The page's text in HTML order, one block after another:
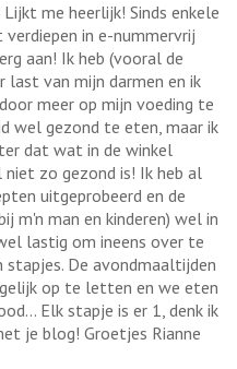
me heerlijk! Sinds enkele
in e-nummervrij
aan! Ik heb (vooral de
van mijn darmen en ik
meer op mijn voeding te
wel gezond te eten, maar ik
dat wat in de winkel
zo gezond is! Ik heb al
uitgeprobeerd en de
m'n man en kinderen) wel in
lastig om ineens over te
stapjes. De avondmaaltijden
op te letten en we eten
Elk stapje is er 1, denk ik
je blog! Groetjes Rianne